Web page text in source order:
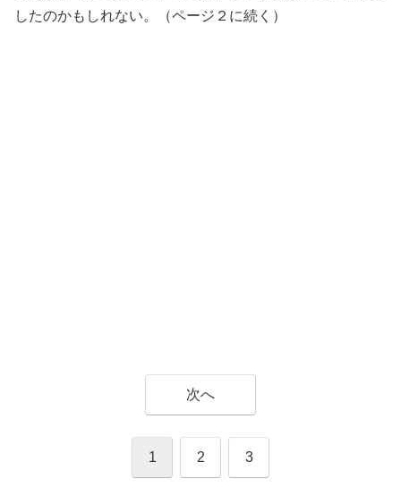
したのかもしれない。（ページ２に続く）
次へ
1 2 3